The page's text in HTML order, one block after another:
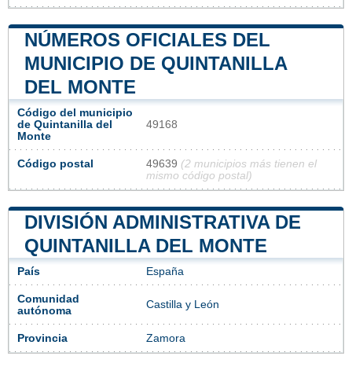
NÚMEROS OFICIALES DEL
MUNICIPIO DE QUINTANILLA
DEL MONTE
Código del municipio
de Quintanilla del
Monte
49168
Código postal 49639 (2 municipios más tienen el
mismo código postal)
DIVISIÓN ADMINISTRATIVA DE
QUINTANILLA DEL MONTE
País España
Comunidad
autónoma
Castilla y León
Provincia Zamora